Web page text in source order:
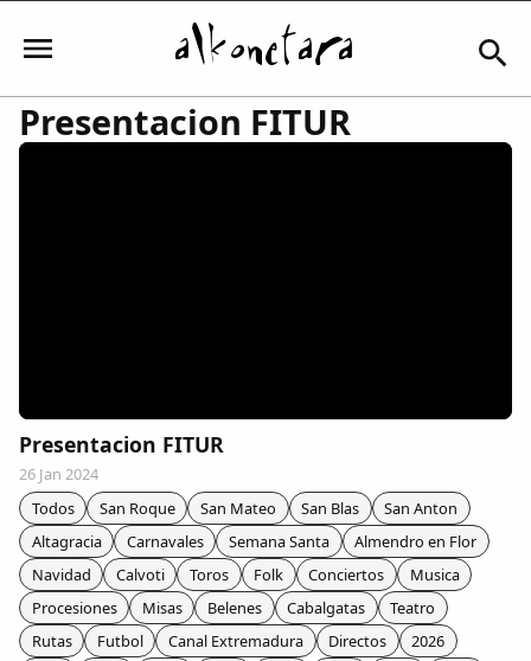
Comunidad
Colaboradores
AlkoTV
Presentacion FITUR
Presentacion FITUR
26 Jan 2024
Todos
San Roque San Mateo San Blas
San Anton
Altagracia
Carnavales Semana Santa
Almendro en Flor
Navidad
Calvoti Toros Folk Conciertos
Musica
Procesiones
Misas Belenes Cabalgatas
Teatro
Rutas
Futbol Canal Extremadura Directos
2026